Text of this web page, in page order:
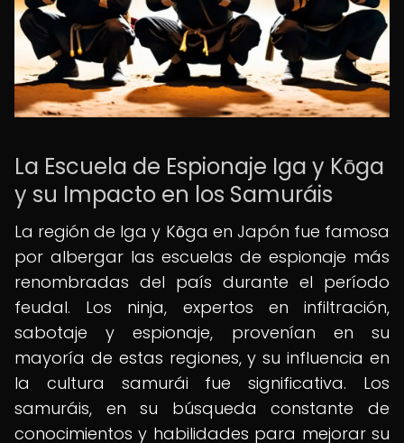
La Escuela de Espionaje Iga y Kōga
y su Impacto en los Samuráis
La región de Iga y Kōga en Japón fue famosa
por albergar las escuelas de espionaje más
renombradas del país durante el período
feudal. Los ninja, expertos en infiltración,
sabotaje y espionaje, provenían en su
mayoría de estas regiones, y su influencia en
la cultura samurái fue significativa. Los
samuráis, en su búsqueda constante de
conocimientos y habilidades para mejorar su